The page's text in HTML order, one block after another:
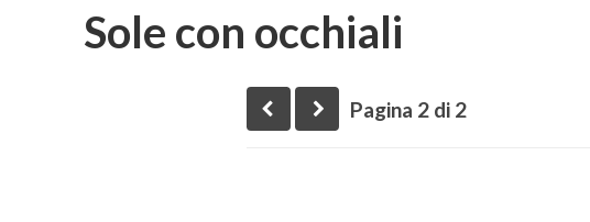
Sole con occhiali
Pagina 2 di 2